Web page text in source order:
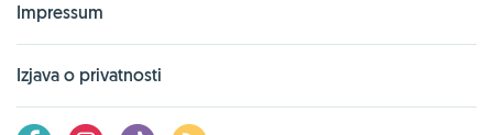
Impressum
Izjava o privatnosti